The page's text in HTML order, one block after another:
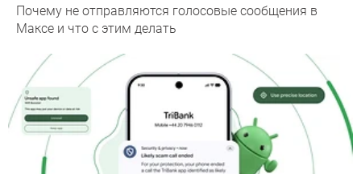
Почему не отправляются голосовые сообщения в
Максе и что с этим делать